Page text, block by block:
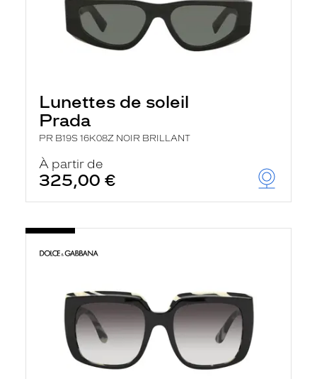
Lunettes de soleil
Prada
PR B19S 16K08Z NOIR BRILLANT
À partir de
325,00 €